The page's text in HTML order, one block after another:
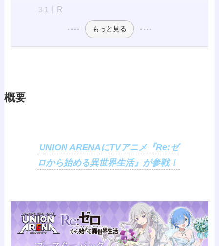
R
もっと見る
概要
UNION ARENAにTVアニメ『Re:ゼ
ロから始める異世界生活』が参戦！